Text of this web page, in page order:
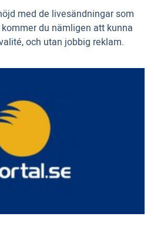
med de livesändningar som
du nämligen att kunna
och utan jobbig reklam.